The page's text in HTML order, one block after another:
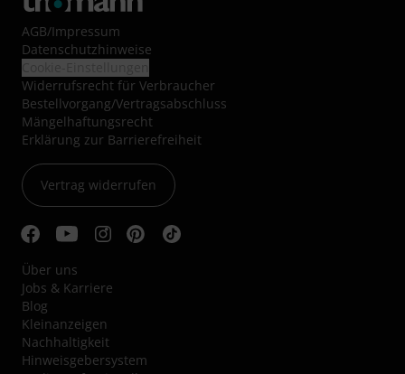
AGB/Impressum
Datenschutzhinweise
Widerrufsrecht für Verbraucher
Bestellvorgang/Vertragsabschluss
Mängelhaftungsrecht
Erklärung zur Barrierefreiheit
Vertrag widerrufen
Über uns
Jobs & Karriere
Blog
Kleinanzeigen
Nachhaltigkeit
Hinweisgebersystem